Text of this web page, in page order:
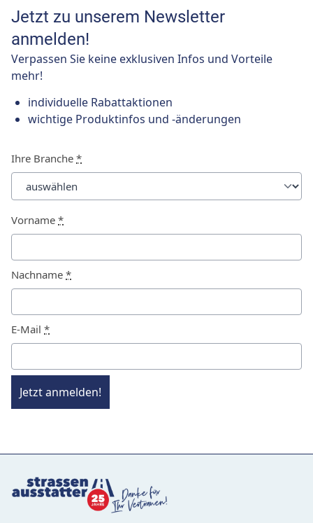
Jetzt zu unserem Newsletter
anmelden!
Verpassen Sie keine exklusiven Infos und Vorteile
mehr!
individuelle Rabattaktionen
wichtige Produktinfos und -änderungen
Ihre Branche *
Vorname *
Nachname *
E-Mail *
Jetzt anmelden!